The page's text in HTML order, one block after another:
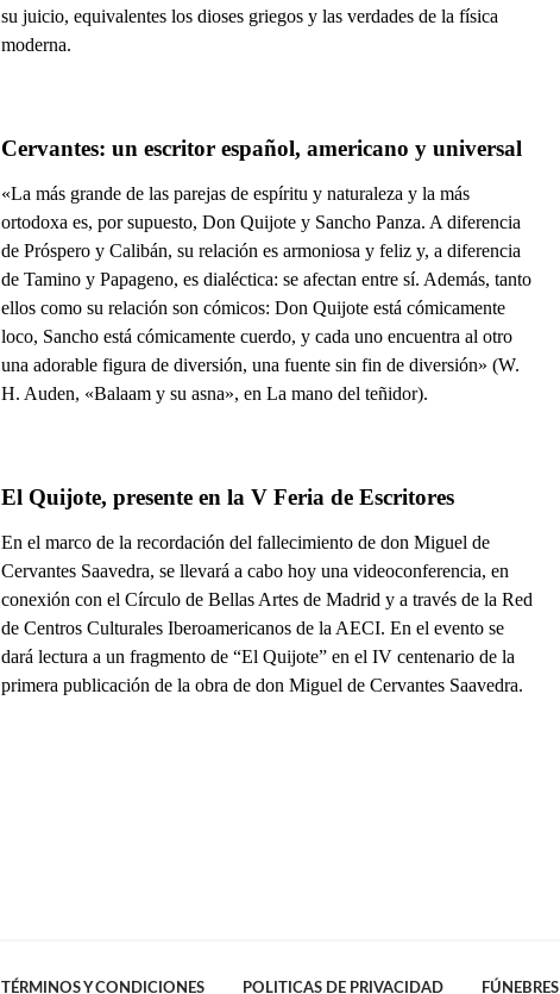
su juicio, equivalentes los dioses griegos y las verdades de la física
moderna.
Cervantes: un escritor español, americano y universal
«La más grande de las parejas de espíritu y naturaleza y la más
ortodoxa es, por supuesto, Don Quijote y Sancho Panza. A diferencia
de Próspero y Calibán, su relación es armoniosa y feliz y, a diferencia
de Tamino y Papageno, es dialéctica: se afectan entre sí. Además, tanto
ellos como su relación son cómicos: Don Quijote está cómicamente
loco, Sancho está cómicamente cuerdo, y cada uno encuentra al otro
una adorable figura de diversión, una fuente sin fin de diversión» (W.
H. Auden, «Balaam y su asna», en La mano del teñidor).
El Quijote, presente en la V Feria de Escritores
En el marco de la recordación del fallecimiento de don Miguel de
Cervantes Saavedra, se llevará a cabo hoy una videoconferencia, en
conexión con el Círculo de Bellas Artes de Madrid y a través de la Red
de Centros Culturales Iberoamericanos de la AECI. En el evento se
dará lectura a un fragmento de “El Quijote” en el IV centenario de la
primera publicación de la obra de don Miguel de Cervantes Saavedra.
TÉRMINOS Y CONDICIONES POLITICAS DE PRIVACIDAD FÚNEBRES